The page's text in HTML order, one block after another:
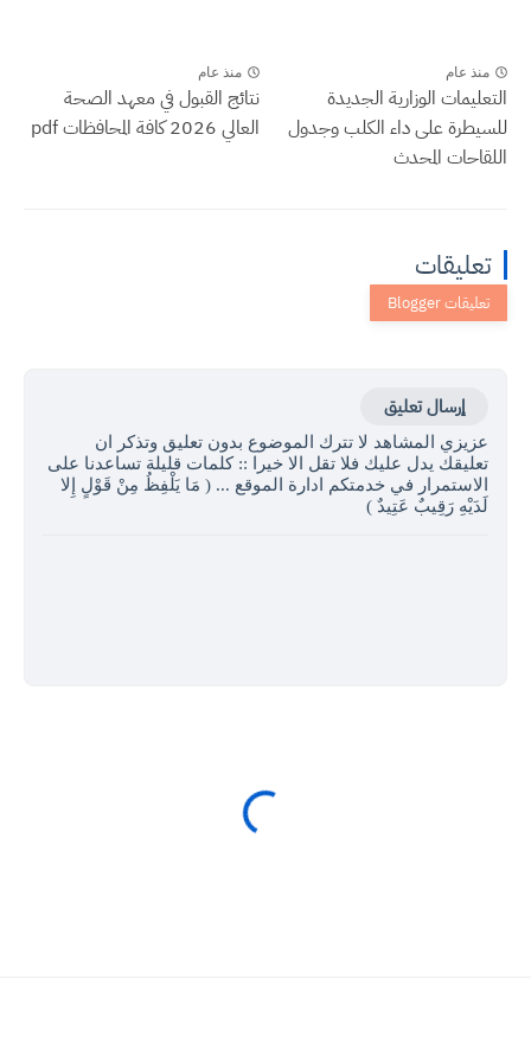
منذ عام
التعليمات الوزارية الجديدة
للسيطرة على داء الكلب وجدول
اللقاحات المحدث
منذ عام
نتائج القبول في معهد الصحة
العالي 2026 كافة المحافظات pdf
تعليقات
إرسال تعليق
عزيزي المشاهد لا تترك الموضوع بدون تعليق وتذكر ان
تعليقك يدل عليك فلا تقل الا خيرا :: كلمات قليلة تساعدنا على
الاستمرار في خدمتكم ادارة الموقع ... ( مَا يَلْفِظُ مِنْ قَوْلٍ إِلا
لَدَيْهِ رَقِيبٌ عَتِيدٌ )